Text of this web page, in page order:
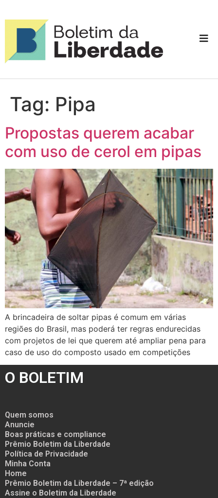
Tag: Pipa
Propostas querem acabar
com uso de cerol em pipas
A brincadeira de soltar pipas é comum em várias
regiões do Brasil, mas poderá ter regras endurecidas
com projetos de lei que querem até ampliar pena para
caso de uso do composto usado em competições
O BOLETIM
Quem somos
Anuncie
Boas práticas e compliance
Prêmio Boletim da Liberdade
Política de Privacidade
Minha Conta
Home
Prêmio Boletim da Liberdade – 7ª edição
Assine o Boletim da Liberdade